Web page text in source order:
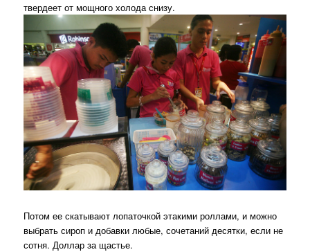
твердеет от мощного холода снизу.
Потом ее скатывают лопаточкой этакими роллами, и можно
выбрать сироп и добавки любые, сочетаний десятки, если не
сотня. Доллар за щастье.